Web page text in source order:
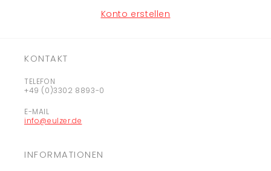
Konto erstellen
KONTAKT
TELEFON
+49 (0)3302 8893-0
E-MAIL
info@eulzer.de
INFORMATIONEN